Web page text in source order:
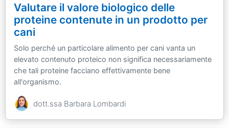
Valutare il valore biologico delle
proteine contenute in un prodotto per
cani
Solo perché un particolare alimento per cani vanta un
elevato contenuto proteico non significa necessariamente
che tali proteine facciano effettivamente bene
all'organismo.
dott.ssa Barbara Lombardi